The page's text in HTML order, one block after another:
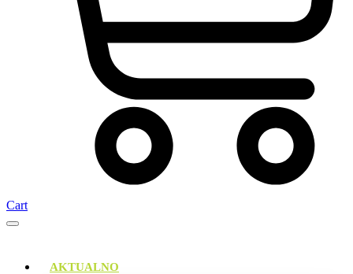
Cart
AKTUALNO